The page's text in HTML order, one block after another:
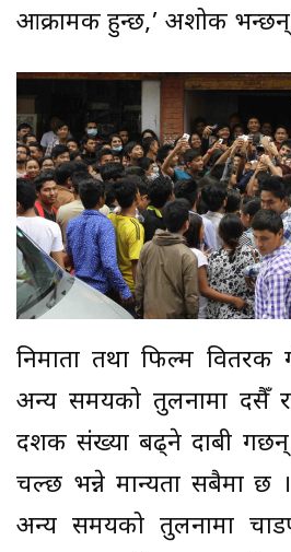
आक्रामक हुन्छ,’ अशोक भन्छन्
निर्माता तथा फिल्म वितरक
अन्य समयको तुलनामा दसैँ र
दर्शक संख्या बढ्ने दाबी गर्छन्
चल्छ भन्ने मान्यता सबैमा छ
अन्य समयको तुलनामा